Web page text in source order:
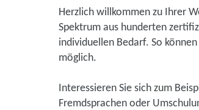
Herzlich willkommen zu Ihrer
Spektrum aus hunderten
individuellen Bedarf. So
möglich.
Interessieren Sie sich zum
Fremdsprachen oder